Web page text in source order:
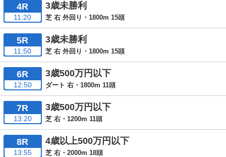
4R
11:20
3歳未勝利
芝 右 外回り・1800m 15頭
5R
11:50
3歳未勝利
芝 右 外回り・1800m 15頭
6R
12:50
3歳500万円以下
ダート 右・1800m 11頭
7R
13:20
3歳500万円以下
芝 右・1200m 11頭
8R
13:55
4歳以上500万円以下
芝 右・2000m 18頭